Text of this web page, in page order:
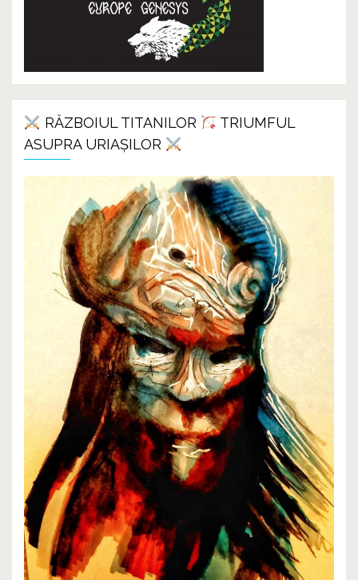
RĂZBOIUL TITANILOR
TRIUMFUL
ASUPRA URIAȘILOR